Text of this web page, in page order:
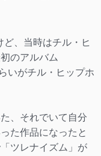
、当時はチル・ヒ
のアルバム
いがチル・ヒップホ
、それでいて自分
た作品になったと
ツレナイズム」が